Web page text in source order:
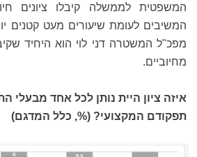
המשפטית לממשלה קיבלו ציונים
המשיבים לעומת שיעורים מעט קטנים
מפכ"ל המשטרה דני לוי הוא היחיד
מחיוביים.
איזה ציון היית נותן לכל אחד מבעלי
תפקודם המקצועי? (%, כלל המדגם)